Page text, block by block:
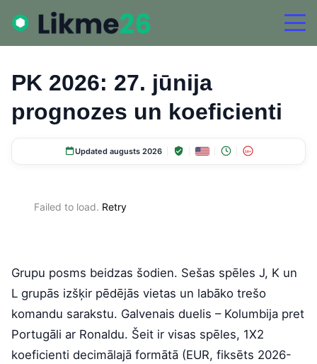
PK 2026: 27. jūnija
prognozes un koeficienti
Updated augusts 2026 18+
Failed to load. Retry
Grupu posms beidzas šodien. Sešas spēles J, K un
L grupās izšķir pēdējās vietas un labāko trešo
komandu sarakstu. Galvenais duelis – Kolumbija pret
Portugāli ar Ronaldu. Šeit ir visas spēles, 1X2
koeficienti decimālajā formātā (EUR, fiksēts 2026-